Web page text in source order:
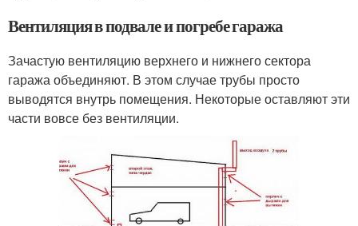
Вентиляция в подвале и погребе гаража
Зачастую вентиляцию верхнего и нижнего сектора
гаража объединяют. В этом случае трубы просто
выводятся внутрь помещения. Некоторые оставляют эти
части вовсе без вентиляции.